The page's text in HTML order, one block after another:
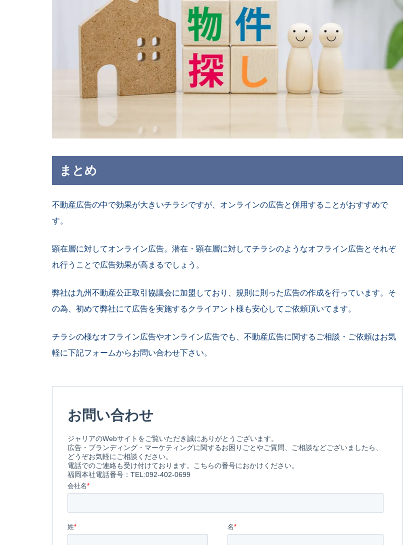
まとめ
不動産広告の中で効果が大きいチラシですが、オンラインの広告と併用することがおすすめで
す。
顕在層に対してオンライン広告。潜在・顕在層に対してチラシのようなオフライン広告とそれぞ
れ行うことで広告効果が高まるでしょう。
弊社は九州不動産公正取引協議会に加盟しており、規則に則った広告の作成を行っています。 そ
の為、初めて弊社にて広告を実施するクライアント様も安心してご依頼頂いてます。
チラシの様なオフライン広告やオンライン広告でも、不動産広告に関するご相談・ご依頼はお気
軽に下記フォームからお問い合わせ下さい。